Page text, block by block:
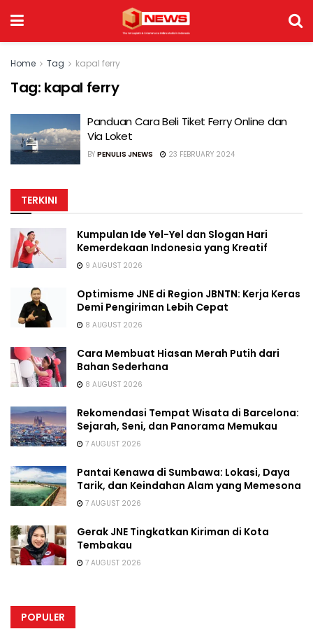
Home Tag kapal ferry
Tag: kapal ferry
Panduan Cara Beli Tiket Ferry Online dan
Via Loket
BY PENULIS JNEWS 23 FEBRUARY 2024
TERKINI
Kumpulan Ide Yel-Yel dan Slogan Hari
Kemerdekaan Indonesia yang Kreatif
9 AUGUST 2026
Optimisme JNE di Region JBNTN: Kerja Keras
Demi Pengiriman Lebih Cepat
8 AUGUST 2026
Cara Membuat Hiasan Merah Putih dari
Bahan Sederhana
8 AUGUST 2026
Rekomendasi Tempat Wisata di Barcelona:
Sejarah, Seni, dan Panorama Memukau
7 AUGUST 2026
Pantai Kenawa di Sumbawa: Lokasi, Daya
Tarik, dan Keindahan Alam yang Memesona
7 AUGUST 2026
Gerak JNE Tingkatkan Kiriman di Kota
Tembakau
7 AUGUST 2026
POPULER